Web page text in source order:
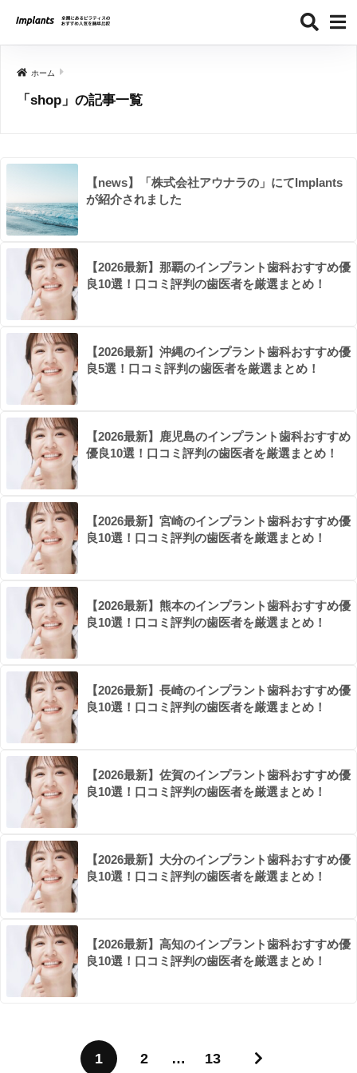
ホーム
「shop」の記事一覧
【news】「株式会社アウナラの」にてImplants
が紹介されました
【2026最新】那覇のインプラント歯科おすすめ優
良10選！口コミ評判の歯医者を厳選まとめ！
【2026最新】沖縄のインプラント歯科おすすめ優
良5選！口コミ評判の歯医者を厳選まとめ！
【2026最新】鹿児島のインプラント歯科おすすめ
優良10選！口コミ評判の歯医者を厳選まとめ！
【2026最新】宮崎のインプラント歯科おすすめ優
良10選！口コミ評判の歯医者を厳選まとめ！
【2026最新】熊本のインプラント歯科おすすめ優
良10選！口コミ評判の歯医者を厳選まとめ！
【2026最新】長崎のインプラント歯科おすすめ優
良10選！口コミ評判の歯医者を厳選まとめ！
【2026最新】佐賀のインプラント歯科おすすめ優
良10選！口コミ評判の歯医者を厳選まとめ！
【2026最新】大分のインプラント歯科おすすめ優
良10選！口コミ評判の歯医者を厳選まとめ！
【2026最新】高知のインプラント歯科おすすめ優
良10選！口コミ評判の歯医者を厳選まとめ！
1 2 … 13